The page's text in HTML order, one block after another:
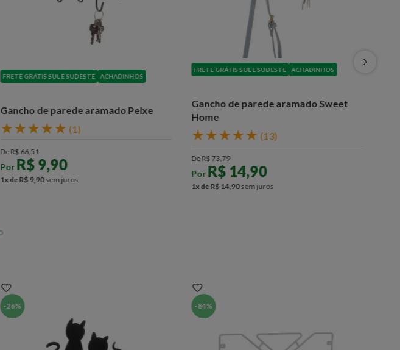
FRETE GRÁTIS SUL E SUDESTE ACHADINHOS
Gancho de parede aramado Peixe
★★★★★ (1)
DeR$66,51
PorR$ 9,90
1x de R$ 9, 90sem juros
FRETE GRÁTIS SUL E SUDESTE ACHADINHOS
Gancho de parede aramado Sweet
Home
★★★★★ (13)
DeR$73,79
PorR$ 14,90
1x de R$ 14 90sem juros
-26% -84%